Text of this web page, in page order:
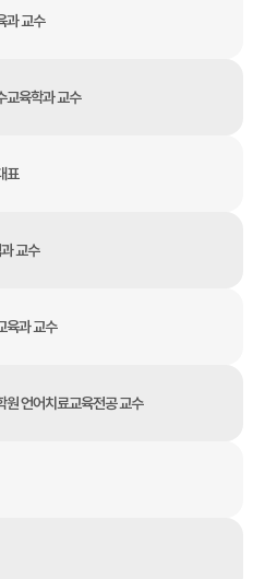
과 교수
교육학과 교수
표
교수
육과 교수
원 언어치료교육전공 교수